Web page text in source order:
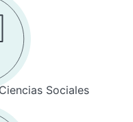
Sociales